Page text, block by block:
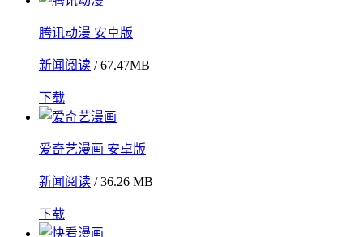
腾讯动漫 安卓版
新闻阅读 / 67.47MB
下载
爱奇艺漫画 安卓版
新闻阅读 / 36.26 MB
下载